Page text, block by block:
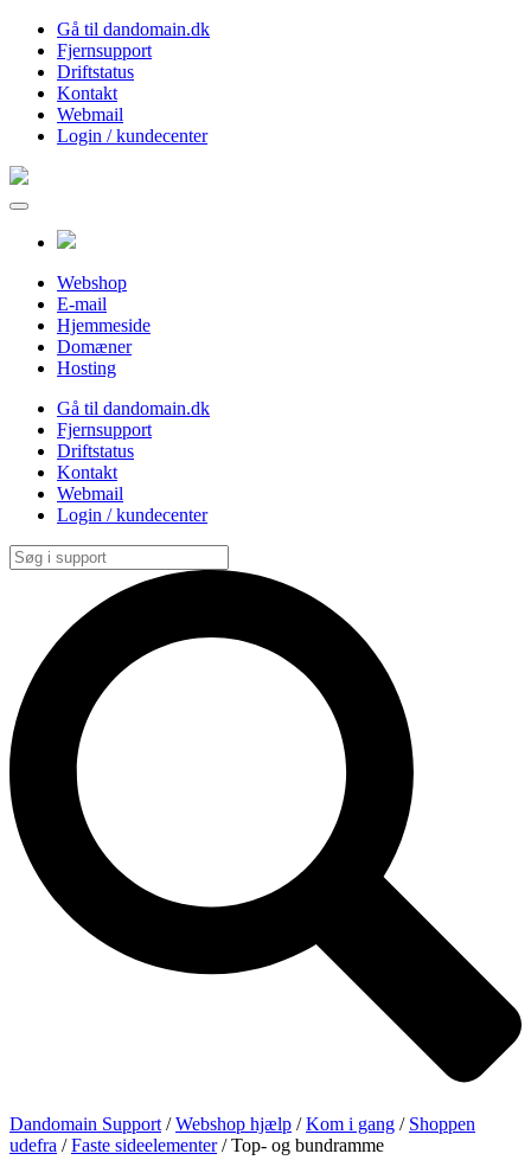
Gå til dandomain.dk
Fjernsupport
Driftstatus
Kontakt
Webmail
Login / kundecenter
Webshop
E-mail
Hjemmeside
Domæner
Hosting
Gå til dandomain.dk
Fjernsupport
Driftstatus
Kontakt
Webmail
Login / kundecenter
Dandomain Support /Webshop hjælp /Kom i gang / Shoppen
udefra /Faste sideelementer/Top- og bundramme